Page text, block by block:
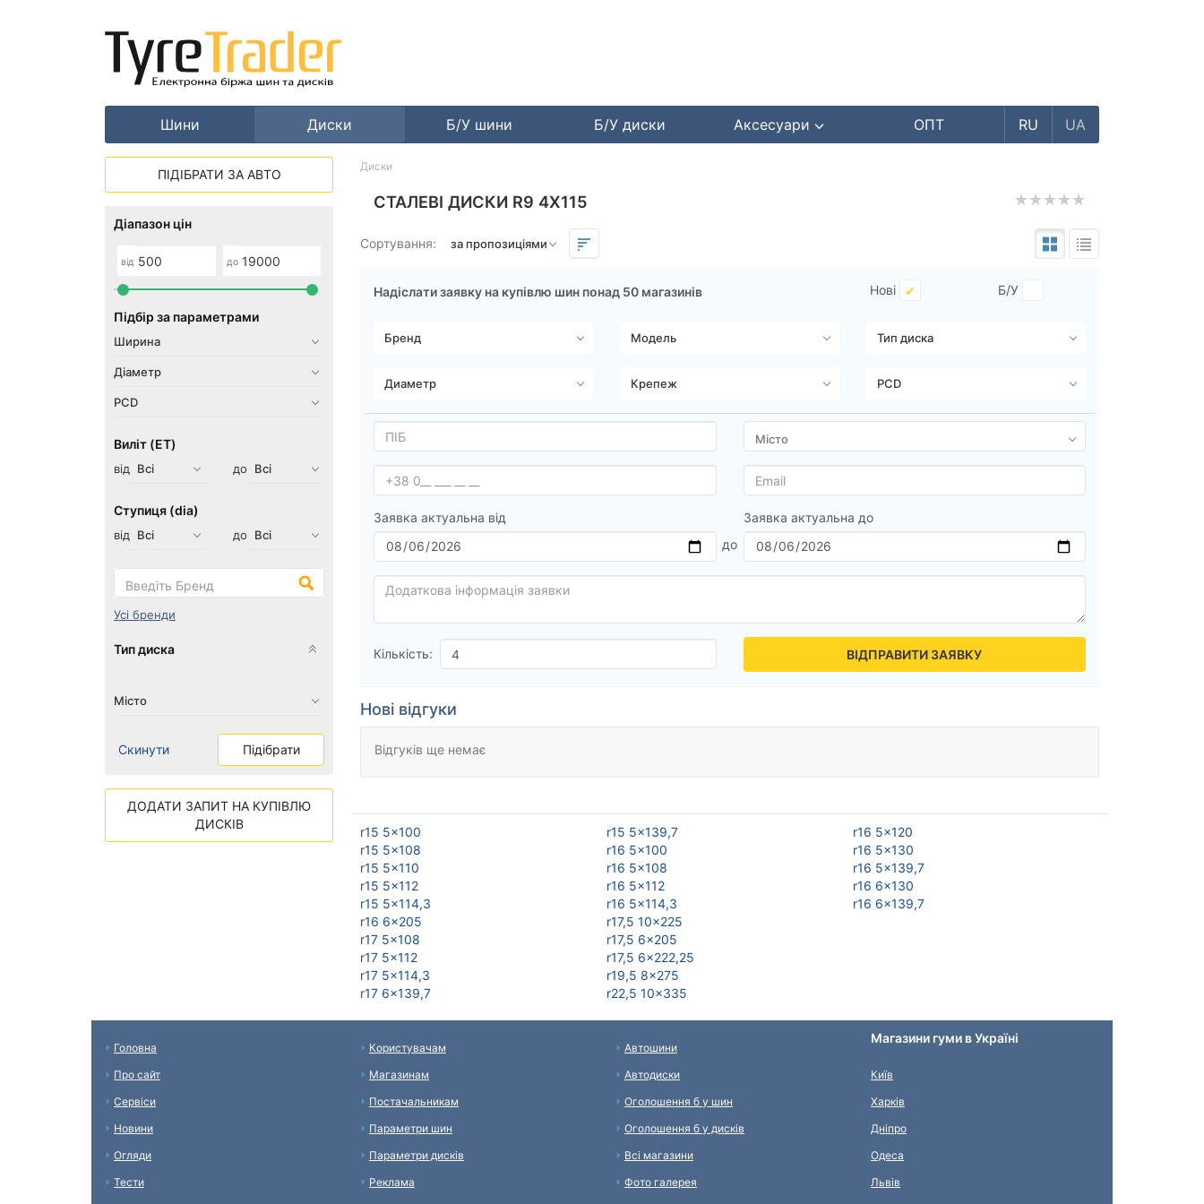
Шини Диски Б/У шини Б/У диски Аксесуари ОПТ RU UA
СТАЛЕВІ ДИСКИ R9 4X115
Сортування:
Надіслати заявку на купівлю шин понад 50 магазинів Нові Б/У
Заявка актуальна від Заявка актуальна до
Кількість: ВІДПРАВИТИ ЗАЯВКУ
Нові відгуки
Відгуків ще немає
r15 5x100
r15 5x108
r15 5x110
r15 5x112
r15 5x114,3
r15 5x139,7
r16 5x100
r16 5x108
r16 5x112
r16 5x114,3
r16 5x120
r16 5x130
r16 5x139,7
r16 6x130
r16 6x139,7
r16 6x205
r17 5x108
r17 5x112
r17 5x114,3
r17 6x139,7
r17,5 10x225
r17,5 6x205
r17,5 6x222,25
r19,5 8x275
r22,5 10x335
Диски
ПІДІБРАТИ ЗА АВТО
Діапазон цін
від до
Підбір за параметрами
Виліт (ET)
від до
Ступиця (dia)
від до
Усі бренди
Тип диска
Скинути Підібрати
ДОДАТИ ЗАПИТ НА КУПІВЛЮ
ДИСКІВ
Головна
Про сайт
Сервіси
Новини
Огляди
Тести
Користувачам
Магазинам
Постачальникам
Параметри шин
Параметри дисків
Реклама
Автошини
Автодиски
Оголошення б у шин
Оголошення б у дисків
Всі магазини
Фото галерея
Магазини гуми в Україні
Київ
Харків
Дніпро
Одеса
Львів